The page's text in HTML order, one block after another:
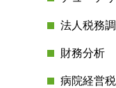
法人税務
財務分析
病院経営